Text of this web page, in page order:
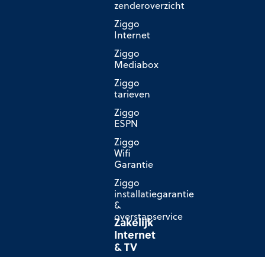
zenderoverzicht
Ziggo
Internet
Ziggo
Mediabox
Ziggo
tarieven
Ziggo
ESPN
Ziggo
Wifi
Garantie
Ziggo
installatiegarantie
&
overstapservice
Zakelijk
Internet
& TV